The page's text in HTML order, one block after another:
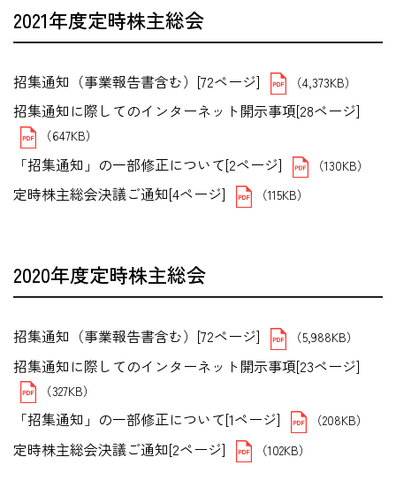
2021年度定時株主総会
招集通知（事業報告書含む）[72ページ] （4,373KB）
招集通知に際してのインターネット開示事項[28ページ]
（647KB）
「招集通知」の一部修正について[2ページ] （130KB）
定時株主総会決議ご通知[4ページ] （115KB）
2020年度定時株主総会
招集通知（事業報告書含む）[72ページ] （5,988KB）
招集通知に際してのインターネット開示事項[23ページ]
（327KB）
「招集通知」の一部修正について[1ページ] （208KB）
定時株主総会決議ご通知[2ページ] （102KB）